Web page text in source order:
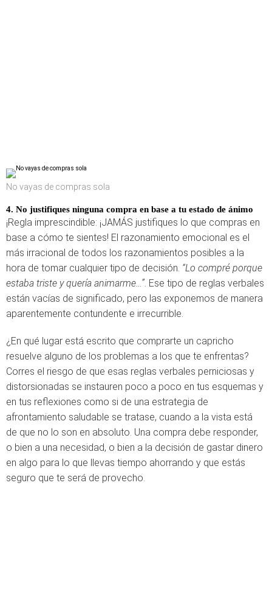
No vayas de compras sola
4. No justifiques ninguna compra en base a tu estado de ánimo
¡Regla imprescindible: ¡JAMÁS justifiques lo que compras en
base a cómo te sientes! El razonamiento emocional es el
más irracional de todos los razonamientos posibles a la
hora de tomar cualquier tipo de decisión. “Lo compré porque
estaba triste y quería animarme…”. Ese tipo de reglas verbales
están vacías de significado, pero las exponemos de manera
aparentemente contundente e irrecurrible.
¿En qué lugar está escrito que comprarte un capricho
resuelve alguno de los problemas a los que te enfrentas?
Corres el riesgo de que esas reglas verbales perniciosas y
distorsionadas se instauren poco a poco en tus esquemas y
en tus reflexiones como si de una estrategia de
afrontamiento saludable se tratase, cuando a la vista está
de que no lo son en absoluto. Una compra debe responder,
o bien a una necesidad, o bien a la decisión de gastar dinero
en algo para lo que llevas tiempo ahorrando y que estás
seguro que te será de provecho.